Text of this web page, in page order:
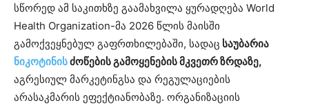
სწორედ ამ საკითხზე გაამახვილა ყურადღება World
Health Organization-მა 2026 წლის მაისში
გამოქვეყნებულ გაფრთხილებაში, სადაც საუბარია
ნიკოტინისძოწების გამოყენების მკვეთრ ზრდაზე,
აგრესიულ მარკეტინგსა და რეგულაციების
არასაკმარის ეფექტიანობაზე. ორგანიზაციის